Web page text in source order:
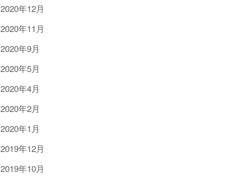
2020年12月
2020年11月
2020年9月
2020年5月
2020年4月
2020年2月
2020年1月
2019年12月
2019年10月